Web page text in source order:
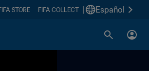
STORE FIFA COLLECT Español